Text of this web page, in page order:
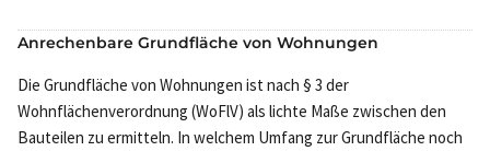
Anrechenbare Grundfläche von Wohnungen
Die Grundfläche von Wohnungen ist nach § 3 der
Wohnflächenverordnung (WoFlV) als lichte Maße zwischen den
Bauteilen zu ermitteln. In welchem Umfang zur Grundfläche noch